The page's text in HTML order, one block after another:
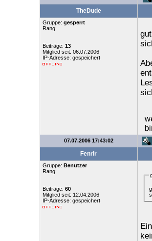
TheDude
Gruppe: gesperrt
Rang:
Beiträge: 13
Mitglied seit: 06.07.2006
IP-Adresse: gespeichert
07.07.2006 17:43:02
Fenrir
Gruppe: Benutzer
Rang:
Beiträge: 60
Mitglied seit: 12.04.2006
IP-Adresse: gespeichert